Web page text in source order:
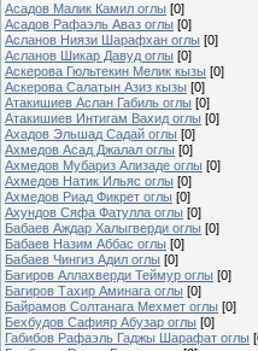
Асадов Малик Камил оглы [0]
Асадов Рафаэль Аваз оглы [0]
Асланов Ниязи Шарафхан оглы [0]
Асланов Шикар Давуд оглы [0]
Аскерова Гюльтекин Мелик кызы [0]
Аскерова Салатын Азиз кызы [0]
Атакишиев Аслан Габиль оглы [0]
Атакишиев Интигам Вахид оглы [0]
Ахадов Эльшад Садай оглы [0]
Ахмедов Асад Джалал оглы [0]
Ахмедов Мубариз Ализаде оглы [0]
Ахмедов Натик Ильяс оглы [0]
Ахмедов Риад Фикрет оглы [0]
Ахундов Сяфа Фатулла оглы [0]
Бабаев Аждар Халыгверди оглы [0]
Бабаев Назим Аббас оглы [0]
Бабаев Чингиз Адил оглы [0]
Багиров Аллахверди Теймур оглы [0]
Багиров Тахир Аминага оглы [0]
Байрамов Солтанага Мехмет оглы [0]
Бехбудов Сафияр Абузар оглы [0]
Габибов Рафаэль Гаджы Шарафат оглы